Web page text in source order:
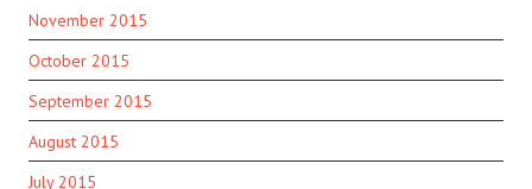
November 2015
October 2015
September 2015
August 2015
July 2015